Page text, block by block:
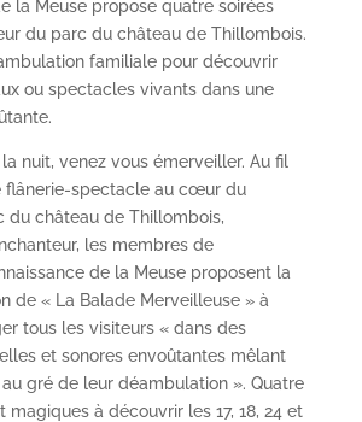
la Meuse propose quatre soirées
du parc du château de Thillombois.
familiale pour découvrir
ou spectacles vivants dans une
nuit, venez vous émerveiller. Au fil
flânerie-spectacle au cœur du
du château de Thillombois,
les membres de
de la Meuse proposent la
de « La Balade Merveilleuse » à
tous les visiteurs « dans des
et sonores envoûtantes mêlant
gré de leur déambulation ». Quatre
magiques à découvrir les 17, 18, 24 et